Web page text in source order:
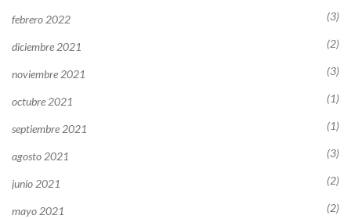
febrero 2022 (3)
diciembre 2021 (2)
noviembre 2021 (3)
octubre 2021 (1)
septiembre 2021 (1)
agosto 2021 (3)
junio 2021 (2)
mayo 2021 (2)